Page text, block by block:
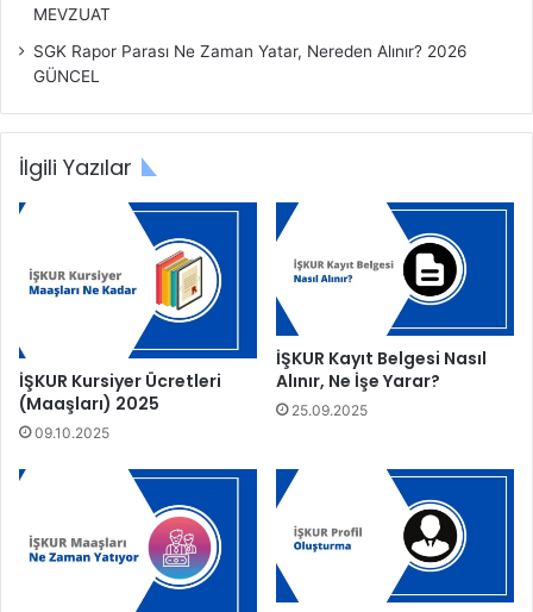
MEVZUAT
SGK Rapor Parası Ne Zaman Yatar, Nereden Alınır? 2026
GÜNCEL
İlgili Yazılar
İŞKUR Kursiyer Ücretleri
(Maaşları) 2025
09.10.2025
İŞKUR Kayıt Belgesi Nasıl
Alınır, Ne İşe Yarar?
25.09.2025